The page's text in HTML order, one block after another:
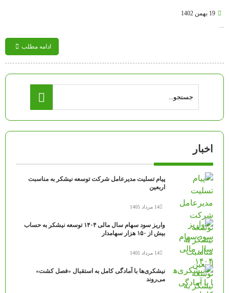
19 بهمن 1402
...
ادامه مطلب
اخبار
پیام تسلیت مدیرعامل شرکت توسعه نیشکر به مناسبت
اربعین
14 مرداد 1405
واریز سود سهام سال مالی ۱۴۰۴ توسعه نیشکر به حساب
بیش از ۱۵۰ هزار سهامدار
14 مرداد 1405
نیشکری‌ها با آمادگی کامل به استقبال «فصل کشت»
می‌روند